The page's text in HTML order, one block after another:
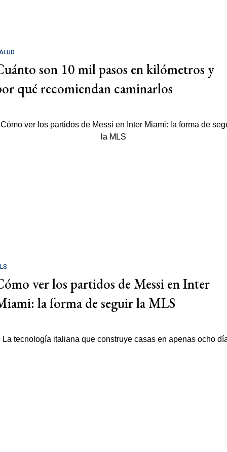
son 10 mil pasos en kilómetros y
qué recomiendan caminarlos
ver los partidos de Messi en Inter
la forma de seguir la MLS